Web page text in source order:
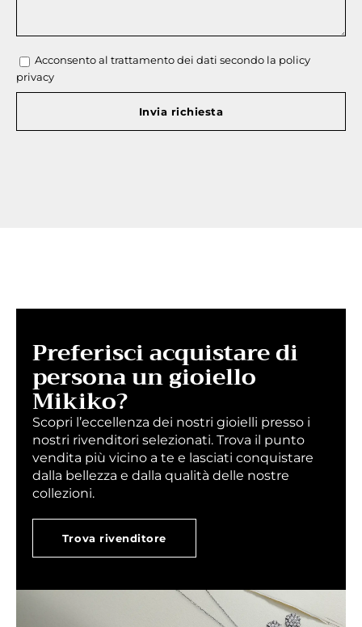
Acconsento al trattamento dei dati secondo la policy
privacy
Preferisci acquistare di
persona un gioiello
Mikiko?
Scopri l’eccellenza dei nostri gioielli presso i
nostri rivenditori selezionati. Trova il punto
vendita più vicino a te e lasciati conquistare
dalla bellezza e dalla qualità delle nostre
collezioni.
Trova rivenditore